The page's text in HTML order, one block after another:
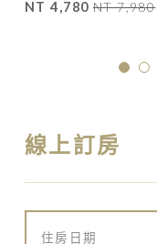
NT 4,780 NT 7,980
線上訂房